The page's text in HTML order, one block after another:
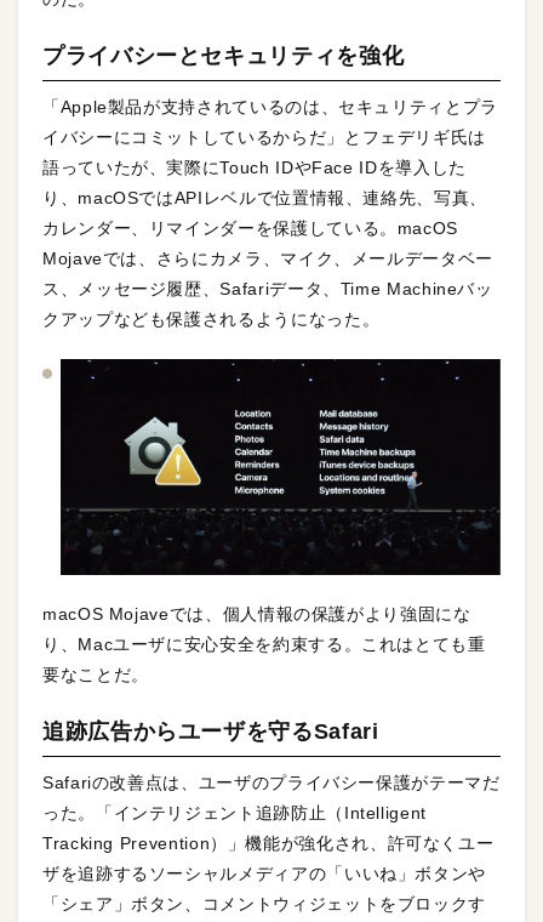
プライバシーとセキュリティを強化
「Apple製品が支持されているのは、セキュリティとプラ
イバシーにコミットしているからだ」とフェデリギ氏は
語っていたが、実際にTouch IDやFace IDを導入した
り、macOSではAPIレベルで位置情報、連絡先、写真、
カレンダー、リマインダーを保護している。macOS
Mojaveでは、さらにカメラ、マイク、メールデータベー
ス、メッセージ履歴、Safariデータ、Time Machineバッ
クアップなども保護されるようになった。
macOS Mojaveでは、個人情報の保護がより強固にな
り、Macユーザに安心安全を約束する。これはとても重
要なことだ。
追跡広告からユーザを守るSafari
Safariの改善点は、ユーザのプライバシー保護がテーマだ
った。「インテリジェント追跡防止（Intelligent
Tracking Prevention）」機能が強化され、許可なくユー
ザを追跡するソーシャルメディアの「いいね」ボタンや
「シェア」ボタン、コメントウィジェットをブロックす